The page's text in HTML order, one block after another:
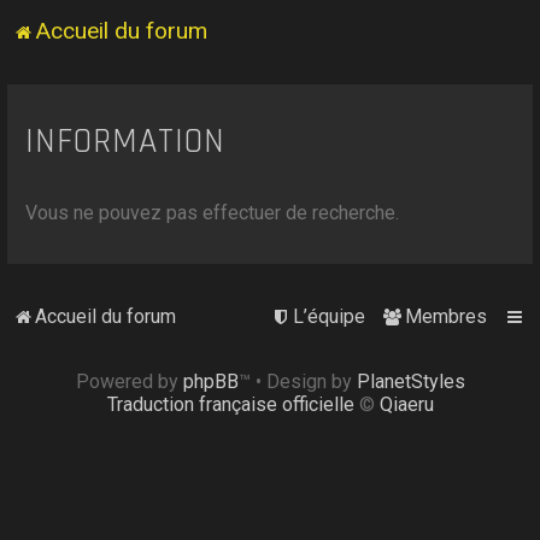
Accueil du forum
INFORMATION
Vous ne pouvez pas effectuer de recherche.
Accueil du forum Membres
L’équipe
Powered by phpBB™ • Design by PlanetStyles
Traduction française officielle © Qiaeru